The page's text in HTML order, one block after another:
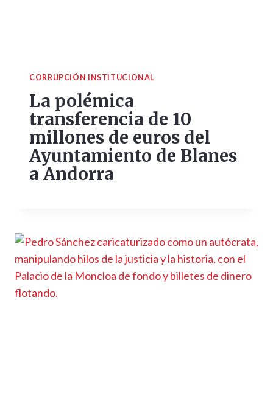
CORRUPCIÓN INSTITUCIONAL
La polémica
transferencia de 10
millones de euros del
Ayuntamiento de Blanes
a Andorra